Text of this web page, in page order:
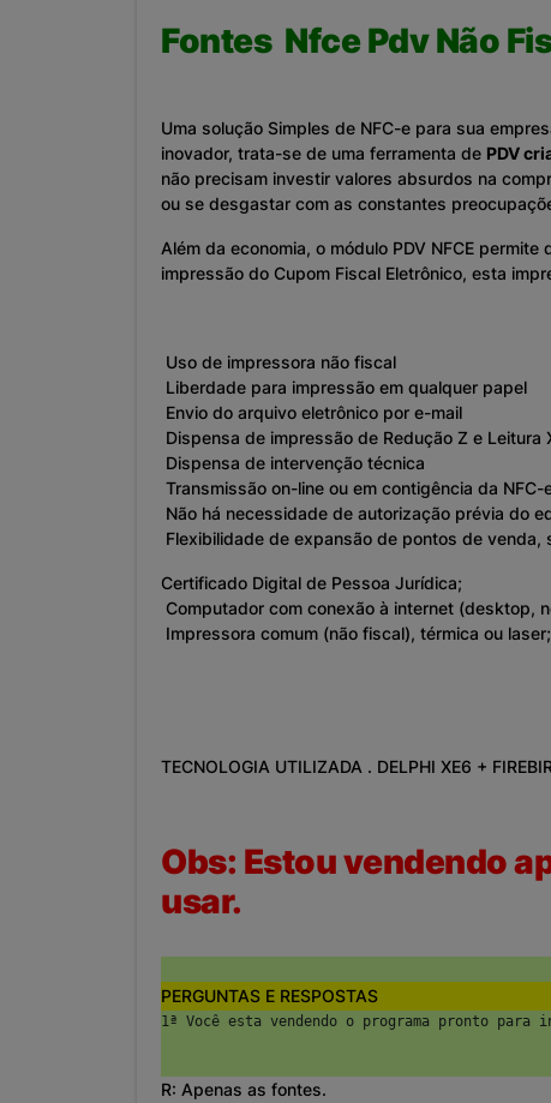
Fontes Nfce Pdv Não
Uma solução Simples de NFC-e para sua
inovador, trata-se de uma ferramenta de PDV
não precisam investir valores absurdos na
ou se desgastar com as constantes
Além da economia, o módulo PDV NFCE
impressão do Cupom Fiscal Eletrônico, esta
Uso de impressora não fiscal
Liberdade para impressão em qualquer papel
Envio do arquivo eletrônico por e-mail
Dispensa de impressão de Redução Z e Leitura
Dispensa de intervenção técnica
Transmissão on-line ou em contigência da NFC-
Não há necessidade de autorização prévia do
Flexibilidade de expansão de pontos de venda,
Certificado Digital de Pessoa Jurídica;
Computador com conexão à internet (desktop,
Impressora comum (não fiscal), térmica ou laser;
TECNOLOGIA UTILIZADA . DELPHI XE6 +
Obs: Estou vendendo
usar.
PERGUNTAS E RESPOSTAS
1ª Você esta vendendo o programa pronto
R: Apenas as fontes.